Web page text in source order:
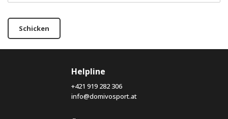
Schicken
Helpline
+421 919 282 306
info@domivosport.at